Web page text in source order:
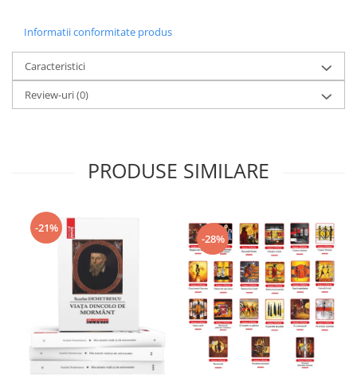
Informatii conformitate produs
Caracteristici
Review-uri(0)
PRODUSE SIMILARE
-21%
-28%